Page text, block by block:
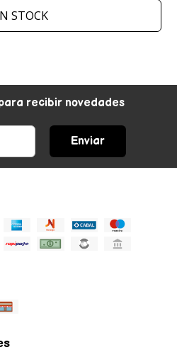
STOCK
recibir novedades
Enviar